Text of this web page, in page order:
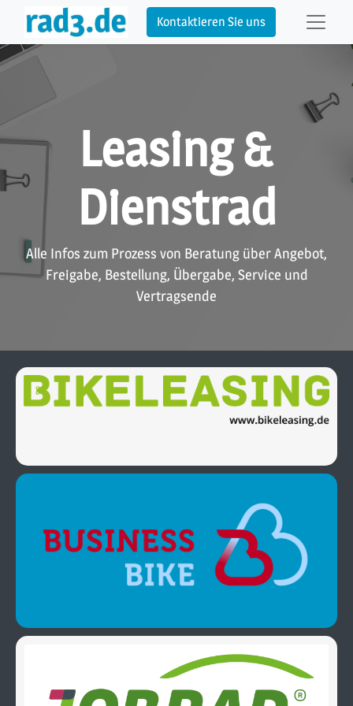
Kontaktieren Sie uns
Leasing &
Dienstrad
Alle Infos zum Prozess von Beratung über Angebot,
Freigabe, Bestellung, Übergabe, Service und
Vertragsende